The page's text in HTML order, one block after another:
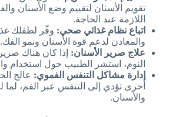
تقويم الأسنان لتقييم وضع الأسنان
اللازمة عند الحاجة.
اتباع نظام غذائي صحي: وفّر لطفلك
والمعادن لدعم قوة الأسنان ونمو الفك.
علاج صرير الأسنان: إذا كان هناك
النوم، استشر الطبيب حول استخدام
إدارة مشاكل التنفس الفموي: عالج
أخرى تؤدي إلى التنفس عبر الفم، لما
والأسنان.